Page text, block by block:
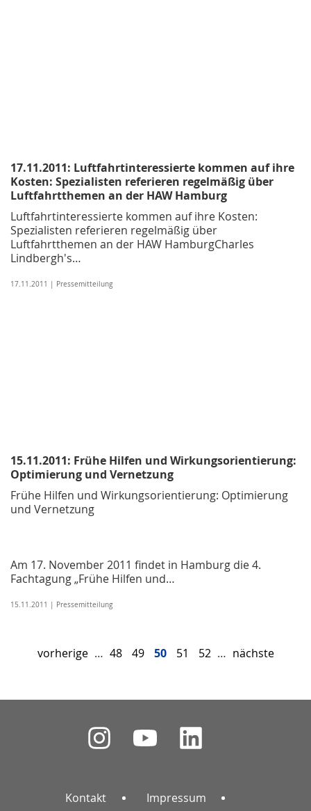
17.11.2011: Luftfahrtinteressierte kommen auf ihre
Kosten: Spezialisten referieren regelmäßig über
Luftfahrtthemen an der HAW Hamburg
Luftfahrtinteressierte kommen auf ihre Kosten:
Spezialisten referieren regelmäßig über
Luftfahrtthemen an der HAW HamburgCharles
Lindbergh's…
17.11.2011 | Pressemitteilung
15.11.2011: Frühe Hilfen und Wirkungsorientierung:
Optimierung und Vernetzung
Frühe Hilfen und Wirkungsorientierung: Optimierung
und Vernetzung
Am 17. November 2011 findet in Hamburg die 4.
Fachtagung „Frühe Hilfen und…
15.11.2011 | Pressemitteilung
vorherige … 48 49 50 51 52 … nächste
Kontakt Impressum